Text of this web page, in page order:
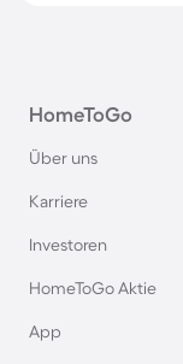
HomeToGo
Über uns
Karriere
Investoren
HomeToGo Aktie
App